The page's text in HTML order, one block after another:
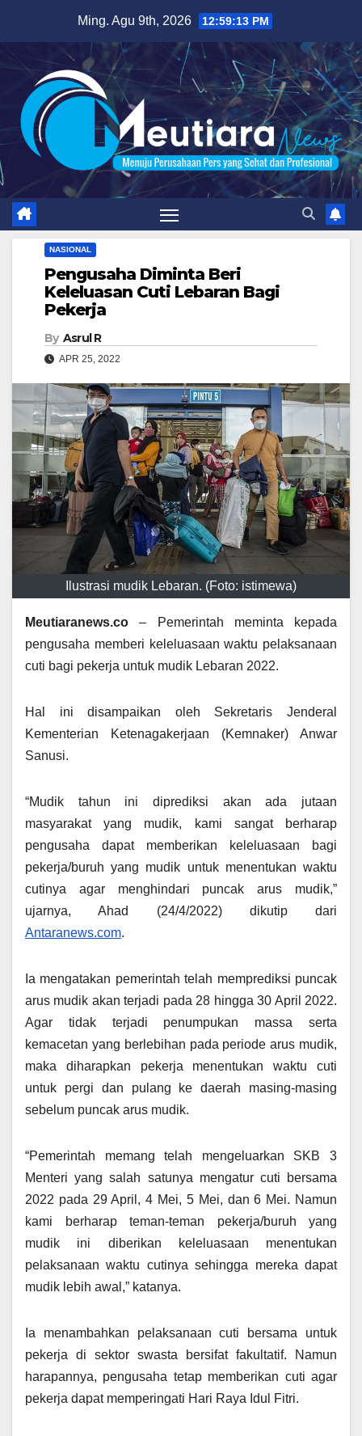
content
Ming. Agu 9th, 2026 12:59:14 PM
NASIONAL
Pengusaha Diminta Beri
Keleluasan Cuti Lebaran Bagi
Pekerja
By Asrul R
APR 25, 2022
Ilustrasi mudik Lebaran. (Foto: istimewa)
Meutiaranews.co – Pemerintah meminta kepada
pengusaha memberi keleluasaan waktu pelaksanaan
cuti bagi pekerja untuk mudik Lebaran 2022.
Hal ini disampaikan oleh Sekretaris Jenderal
Kementerian Ketenagakerjaan (Kemnaker) Anwar
Sanusi.
“Mudik tahun ini diprediksi akan ada jutaan
masyarakat yang mudik, kami sangat berharap
pengusaha dapat memberikan keleluasaan bagi
pekerja/buruh yang mudik untuk menentukan waktu
cutinya agar menghindari puncak arus mudik,”
ujarnya, Ahad (24/4/2022) dikutip dari
Antaranews.com.
Ia mengatakan pemerintah telah memprediksi puncak
arus mudik akan terjadi pada 28 hingga 30 April 2022.
Agar tidak terjadi penumpukan massa serta
kemacetan yang berlebihan pada periode arus mudik,
maka diharapkan pekerja menentukan waktu cuti
untuk pergi dan pulang ke daerah masing-masing
sebelum puncak arus mudik.
“Pemerintah memang telah mengeluarkan SKB 3
Menteri yang salah satunya mengatur cuti bersama
2022 pada 29 April, 4 Mei, 5 Mei, dan 6 Mei. Namun
kami berharap teman-teman pekerja/buruh yang
mudik ini diberikan keleluasaan menentukan
pelaksanaan waktu cutinya sehingga mereka dapat
mudik lebih awal,” katanya.
Ia menambahkan pelaksanaan cuti bersama untuk
pekerja di sektor swasta bersifat fakultatif. Namun
harapannya, pengusaha tetap memberikan cuti agar
pekerja dapat memperingati Hari Raya Idul Fitri.